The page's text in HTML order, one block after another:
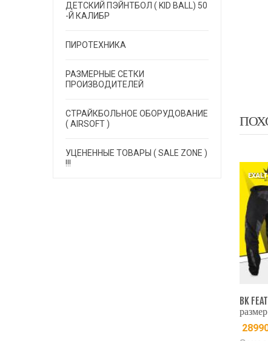
ДЕТСКИЙ ПЭЙНТБОЛ ( KID BALL) 50
-Й КАЛИБР
ПИРОТЕХНИКА
РАЗМЕРНЫЕ СЕТКИ
ПРОИЗВОДИТЕЛЕЙ
СТРАЙКБОЛЬНОЕ ОБОРУДОВАНИЕ
( AIRSOFT )
УЦЕНЕННЫЕ ТОВАРЫ ( SALE ZONE )
!!!
EXALT
BK